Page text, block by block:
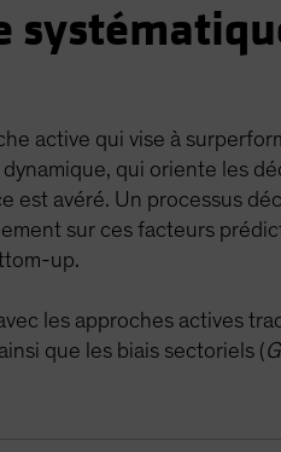
active qui vise à
qui oriente les
avéré. Un processus
sur ces facteurs
up.
les approches actives
que les biais sectoriels (